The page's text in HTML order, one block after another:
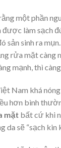
một phần
được làm sạch
sản sinh ra
rửa mặt càng
mạnh, thì
Nam khá
hơn bình
mặt bất cứ khi
da sẽ “sạch kin